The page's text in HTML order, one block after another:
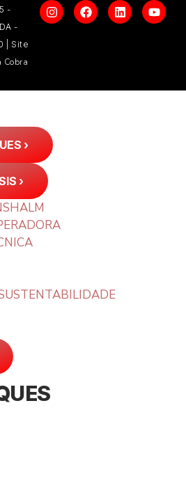
-
-
| Site
Cobra
›
›